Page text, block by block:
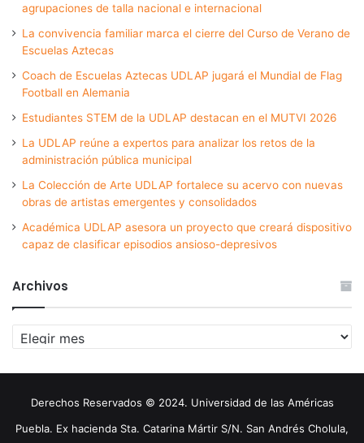
agrupaciones de talla nacional e internacional
La convivencia familiar marca el cierre del Curso de Verano de
Escuelas Aztecas
Coach de Escuelas Aztecas UDLAP jugará el Mundial de Flag
Football en Alemania
Estudiantes STEM de la UDLAP destacan en el MUTVI 2026
La UDLAP reúne a expertos para analizar los retos de la
administración pública municipal
La Colección de Arte UDLAP fortalece su acervo con nuevas
obras de artistas emergentes y consolidados
Académica UDLAP asesora un proyecto que creará dispositivo
capaz de clasificar episodios ansioso-depresivos
Archivos
Archivos
Derechos Reservados © 2024. Universidad de las Américas
Puebla. Ex hacienda Sta. Catarina Mártir S/N. San Andrés Cholula,